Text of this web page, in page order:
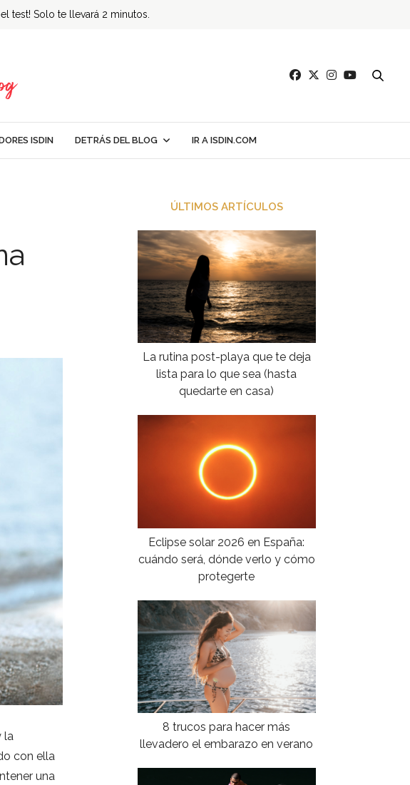
test! Solo te llevará 2 minutos.
ISDIN DETRÁS DEL BLOG IR A ISDIN.COM
la
con ella
una
ÚLTIMOS ARTÍCULOS
La rutina post-playa que te deja
lista para lo que sea (hasta
quedarte en casa)
Eclipse solar 2026 en España:
cuándo será, dónde verlo y cómo
protegerte
8 trucos para hacer más
llevadero el embarazo en verano